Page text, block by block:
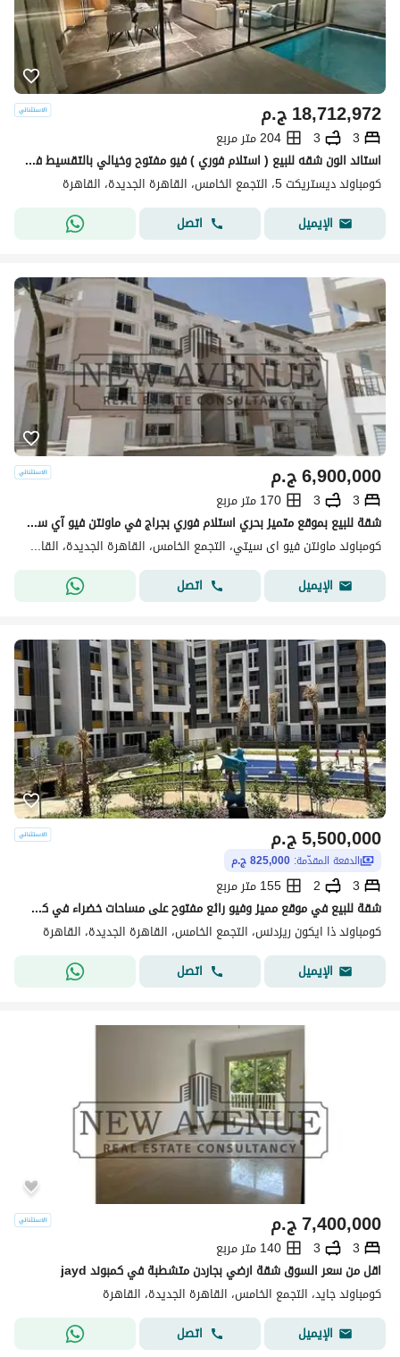
ج.م18,712,972
3
3
204 متر مربع
استاند الون شقه للبيع ( استلام فوري ) فيو مفتوح وخيالي بالتقسيط في كمبوند ديستركت 5 في التجمع الخامس بجوار نيو قطاميه
كومباوند ديستريكت 5، التجمع الخامس، القاهرة الجديدة، القاهرة
الإيميل
اتصل
ج.م6,900,000
3
3
170 متر مربع
شقة للبيع بموقع متميز بحري استلام فوري بجراج في ماونتن فيو آي سيتي القاهرة الجديدة Mountain View ICity New Cairo
كومباوند ماونتن فيو اى سيتي، التجمع الخامس، القاهرة الجديدة، القاهرة
الإيميل
اتصل
ج.م5,500,000
الدفعة المقدّمة: 825,000 ج.م
3
2
155 متر مربع
شقة للبيع في موقع مميز وفيو رائع مفتوح على مساحات خضراء في كمبوند ايكون بالقاهرة الجديدة
كومباوند ذا ايكون ريزدنس، التجمع الخامس، القاهرة الجديدة، القاهرة
الإيميل
اتصل
ج.م7,400,000
3
3
140 متر مربع
اقل من سعر السوق شقة ارضي بجاردن متشطبة في كمبوند jayd
كومباوند جايد، التجمع الخامس، القاهرة الجديدة، القاهرة
الإيميل
اتصل